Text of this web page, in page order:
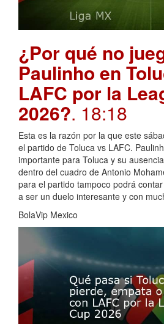
¿Por qué no
Paulinho en
LAFC por la
2026?. 18:18
Esta es la razón por la que este
el partido de Toluca vs LAFC.
importante para Toluca y su
dentro del cuadro de Antonio
para el partido tampoco podrá
a ser un duelo interesante y con
BolaVip Mexico